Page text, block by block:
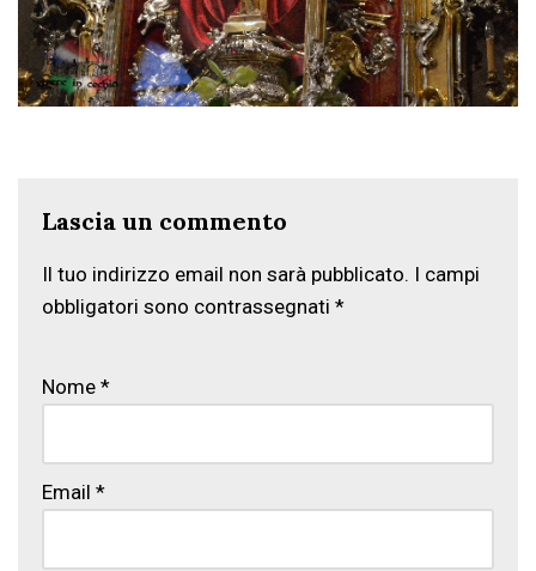
Lascia un commento
Il tuo indirizzo email non sarà pubblicato. I campi
obbligatori sono contrassegnati *
Nome *
Email *